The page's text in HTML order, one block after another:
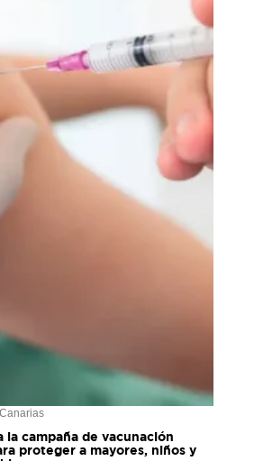
la campaña de vacunación
proteger a mayores, niños y